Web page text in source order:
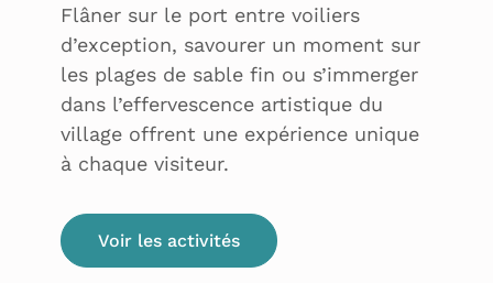
Flâner sur le port entre voiliers
d’exception, savourer un moment sur
les plages de sable fin ou s’immerger
dans l’effervescence artistique du
village offrent une expérience unique
à chaque visiteur.
Voir les activités